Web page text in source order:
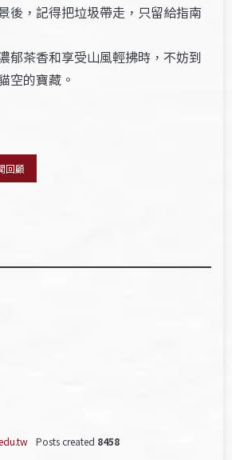
後，記得把垃圾帶走，只留給指南
郁茶香和享受山風輕拂時，不妨到
空的寶藏。
回顧
Posts created 8458